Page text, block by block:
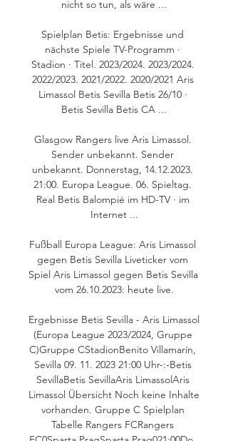
nicht so tun, als wäre ...
Spielplan Betis: Ergebnisse und
nächste Spiele TV-Programm ·
Stadion · Titel. 2023/2024. 2023/2024.
2022/2023. 2021/2022. 2020/2021 Aris
Limassol Betis Sevilla Betis 26/10 ·
Betis Sevilla Betis CA ...
Glasgow Rangers live Aris Limassol.
Sender unbekannt. Sender
unbekannt. Donnerstag, 14.12.2023.
21:00. Europa League. 06. Spieltag.
Real Betis Balompié im HD-TV · im
Internet ...
Fußball Europa League: Aris Limassol
gegen Betis Sevilla Liveticker vom
Spiel Aris Limassol gegen Betis Sevilla
vom 26.10.2023: heute live.
Ergebnisse Betis Sevilla - Aris Limassol
(Europa League 2023/2024, Gruppe
C)Gruppe CStadionBenito Villamarín,
Sevilla 09. 11. 2023 21:00 Uhr-:-Betis
SevillaBetis SevillaAris LimassolAris
Limassol Übersicht Noch keine Inhalte
vorhanden. Gruppe C Spielplan
Tabelle Rangers FCRangers